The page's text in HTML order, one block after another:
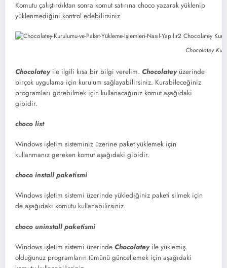
Komutu çalıştırdıktan sonra komut satırına choco yazarak yüklenip
yüklenmediğini kontrol edebilirsiniz.
Chocolatey
Chocolateyile ilgili kısa bir bilgi verelim. Chocolateyüzerinde
birçok uygulama için kurulum sağlayabilirsiniz. Kurabileceğiniz
programları görebilmek için kullanacağınız komut aşağıdaki
gibidir.
choco list
Windows işletim sisteminiz üzerine paket yüklemek için
kullanmanız gereken komut aşağıdaki gibidir.
choco install paketismi
Windows işletim sistemi üzerinde yüklediğiniz paketi silmek için
de aşağıdaki komutu kullanabilirsiniz.
choco uninstall paketismi
Windows işletim sistemi üzerinde Chocolateyile yüklemiş
olduğunuz programların tümünü güncellemek için aşağıdaki